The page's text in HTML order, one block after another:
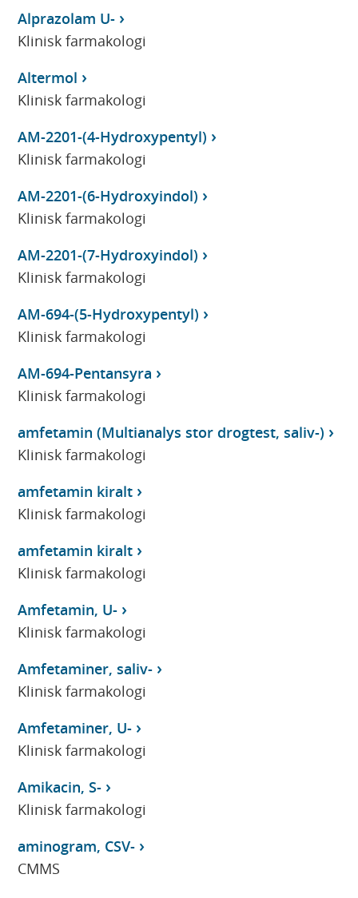
Alprazolam U-
Klinisk farmakologi
Altermol
Klinisk farmakologi
AM-2201-(4-Hydroxypentyl)
Klinisk farmakologi
AM-2201-(6-Hydroxyindol)
Klinisk farmakologi
AM-2201-(7-Hydroxyindol)
Klinisk farmakologi
AM-694-(5-Hydroxypentyl)
Klinisk farmakologi
AM-694-Pentansyra
Klinisk farmakologi
amfetamin (Multianalys stor drogtest, saliv-)
Klinisk farmakologi
amfetamin kiralt
Klinisk farmakologi
amfetamin kiralt
Klinisk farmakologi
Amfetamin, U-
Klinisk farmakologi
Amfetaminer, saliv-
Klinisk farmakologi
Amfetaminer, U-
Klinisk farmakologi
Amikacin, S-
Klinisk farmakologi
aminogram, CSV-
CMMS